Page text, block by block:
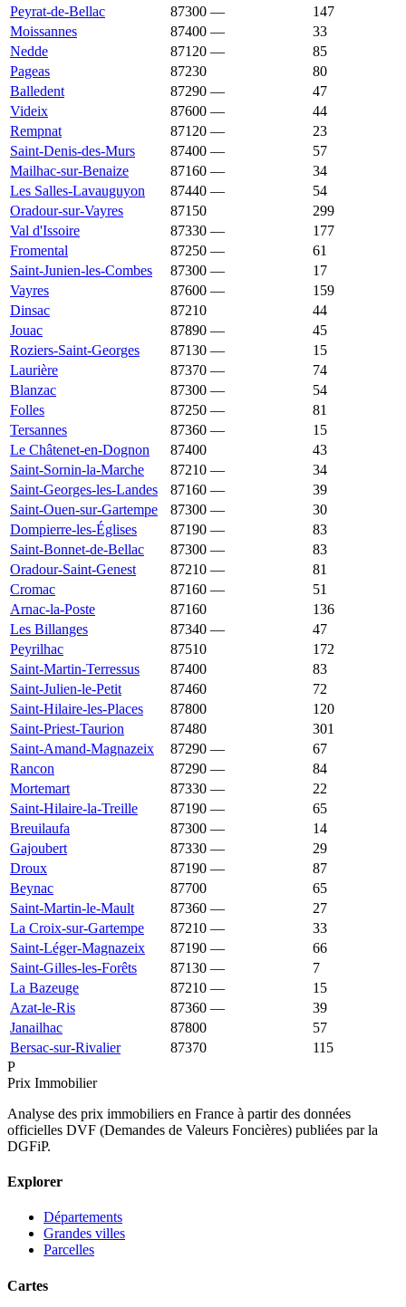
Peyrat-de-Bellac
87300 —
147
Moissannes
87400 —
33
Nedde
87120 —
85
Pageas
87230
80
Balledent
87290 —
47
Videix
87600 —
44
Rempnat
87120 —
23
Saint-Denis-des-Murs
87400 —
57
Mailhac-sur-Benaize
87160 —
34
Les Salles-Lavauguyon
87440 —
54
Oradour-sur-Vayres
87150
299
Val d'Issoire
87330 —
177
Fromental
87250 —
61
Saint-Junien-les-Combes
87300 —
17
Vayres
87600 —
159
Dinsac
87210
44
Jouac
87890 —
45
Roziers-Saint-Georges
87130 —
15
Laurière
87370 —
74
Blanzac
87300 —
54
Folles
87250 —
81
Tersannes
87360 —
15
Le Châtenet-en-Dognon
87400
43
Saint-Sornin-la-Marche
87210 —
34
Saint-Georges-les-Landes
87160 —
39
Saint-Ouen-sur-Gartempe
87300 —
30
Dompierre-les-Églises
87190 —
83
Saint-Bonnet-de-Bellac
87300 —
83
Oradour-Saint-Genest
87210 —
81
Cromac
87160 —
51
Arnac-la-Poste
87160
136
Les Billanges
87340 —
47
Peyrilhac
87510
172
Saint-Martin-Terressus
87400
83
Saint-Julien-le-Petit
87460
72
Saint-Hilaire-les-Places
87800
120
Saint-Priest-Taurion
87480
301
Saint-Amand-Magnazeix
87290 —
67
Rancon
87290 —
84
Mortemart
87330 —
22
Saint-Hilaire-la-Treille
87190 —
65
Breuilaufa
87300 —
14
Gajoubert
87330 —
29
Droux
87190 —
87
Beynac
87700
65
Saint-Martin-le-Mault
87360 —
27
La Croix-sur-Gartempe
87210 —
33
Saint-Léger-Magnazeix
87190 —
66
Saint-Gilles-les-Forêts
87130 —
7
La Bazeuge
87210 —
15
Azat-le-Ris
87360 —
39
Janailhac
87800
57
Bersac-sur-Rivalier
87370
115
P
Prix Immobilier
Analyse des prix immobiliers en France à partir des données
officielles DVF (Demandes de Valeurs Foncières) publiées par la
DGFiP.
Explorer
Départements
Grandes villes
Parcelles
Cartes